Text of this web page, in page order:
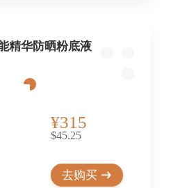
精华防晒粉底液
¥315
$45.25
去购买